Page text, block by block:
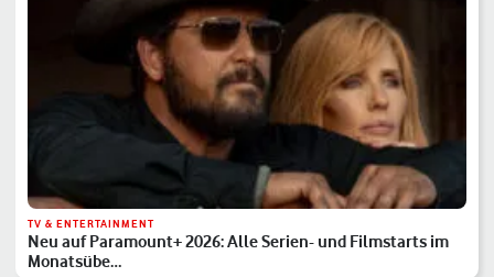
TV & ENTERTAINMENT
Neu auf Paramount+ 2026: Alle Serien- und Filmstarts im
Monatsübe…